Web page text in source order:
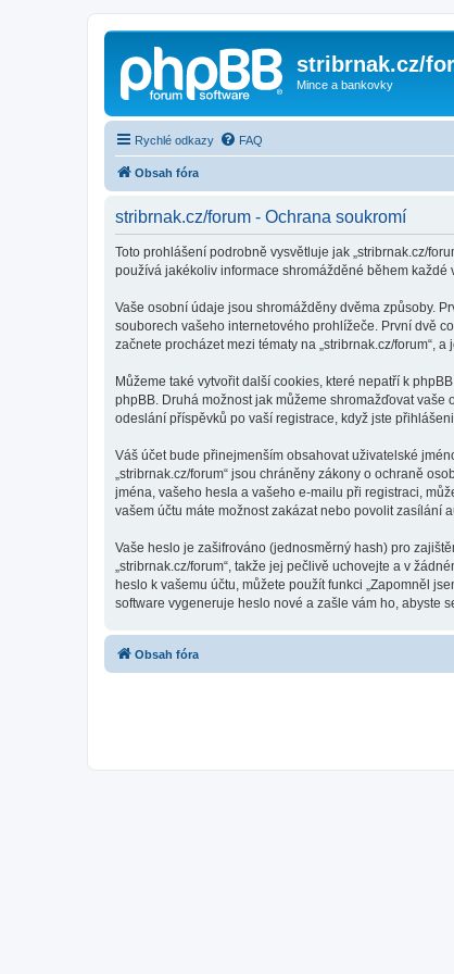
stribrnak.cz/
Mince a bankovky
Rychlé odkazy FAQ
Obsah fóra
stribrnak.cz/forum - Ochrana soukromí
Toto prohlášení podrobně vysvětluje jak „stribrnak.cz/
používá jakékoliv informace shromážděné během každé
Vaše osobní údaje jsou shromážděny dvěma způsoby.
souborech vašeho internetového prohlížeče. První dvě
začnete procházet mezi tématy na „stribrnak.cz/forum“,
Můžeme také vytvořit další cookies, které nepatří k
phpBB. Druhá možnost jak můžeme shromažďovat
odeslání příspěvků po vaší registrace, když jste přihlášeni.
Váš účet bude přinejmenším obsahovat uživatelské
„stribrnak.cz/forum“ jsou chráněny zákony o ochraně
jména, vašeho hesla a vašeho e-mailu při registraci,
vašem účtu máte možnost zakázat nebo povolit zasílání
Vaše heslo je zašifrováno (jednosměrný hash) pro
„stribrnak.cz/forum“, takže jej pečlivě uchovejte a v
heslo k vašemu účtu, můžete použít funkci „Zapomněl
software vygeneruje heslo nové a zašle vám ho, abyste
Obsah fóra